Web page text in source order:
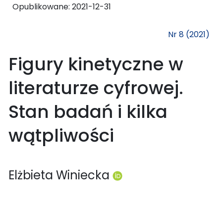
Opublikowane: 2021-12-31
Nr 8 (2021)
Figury kinetyczne w
literaturze cyfrowej.
Stan badań i kilka
wątpliwości
Elżbieta Winiecka